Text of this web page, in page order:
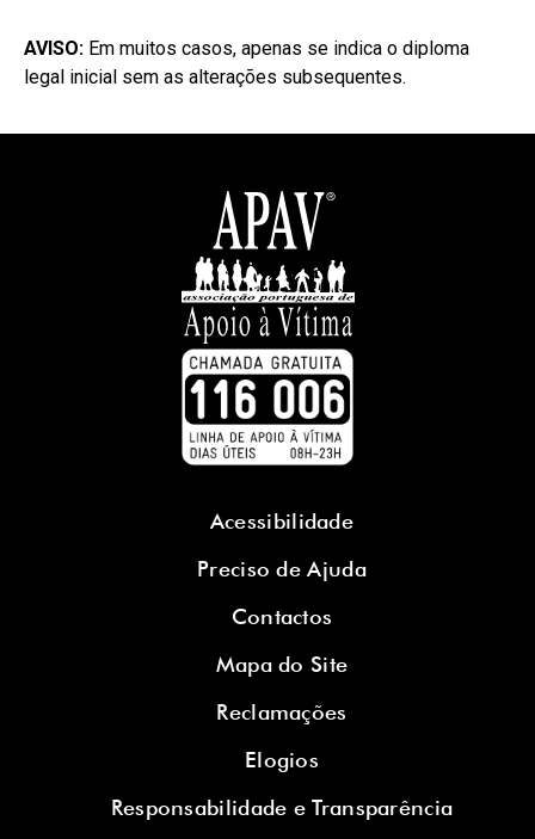
AVISO: Em muitos casos, apenas se indica o diploma
legal inicial sem as alterações subsequentes.
Acessibilidade
Preciso de Ajuda
Contactos
Mapa do Site
Reclamações
Elogios
Responsabilidade e Transparência